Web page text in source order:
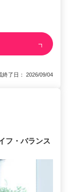
了日： 2026/09/04
フ・バランス